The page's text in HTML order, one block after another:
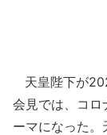
天皇陛下が
会見では、コロ
ーマになった。